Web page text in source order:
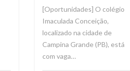
[Oportunidades] O colégio
Imaculada Conceição,
localizado na cidade de
Campina Grande (PB), está
com vaga…